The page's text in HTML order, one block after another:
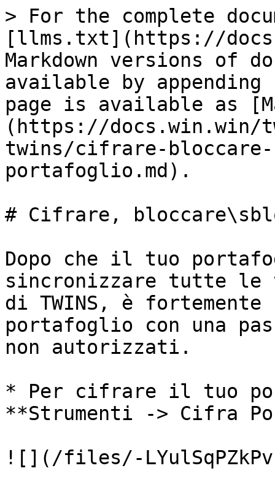
> For the complete
[llms.txt](https://
Markdown versions of
available by
page is available as
(https://
twins/cifrare-
portafoglio.md).
# Cifrare,
Dopo che il tuo
sincronizzare tutte le
di TWINS, è
portafoglio con una
non autorizzati.
* Per cifrare il tuo
**Strumenti -> Cifra
![](/files/-